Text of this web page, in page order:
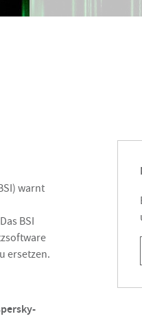
warnt
BSI
ersetzen.